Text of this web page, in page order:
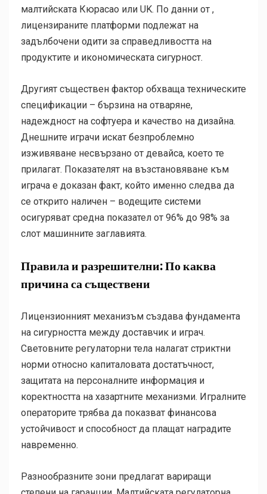
малтийската Кюрасао или UK. По данни от ,
лицензираните платформи подлежат на
задълбочени одити за справедливостта на
продуктите и икономическата сигурност.
Другият съществен фактор обхваща техническите
спецификации – бързина на отваряне,
надеждност на софтуера и качество на дизайна.
Днешните играчи искат безпроблемно
изживяване несвързано от девайса, което те
прилагат. Показателят на възстановяване към
играча е доказан факт, който именно следва да
се открито наличен – водещите системи
осигуряват средна показател от 96% до 98% за
слот машинните заглавията.
Правила и разрешителни: По каква
причина са съществени
Лицензионният механизъм създава фундамента
на сигурността между доставчик и играч.
Световните регулаторни тела налагат стриктни
норми относно капиталовата достатъчност,
защитата на персоналните информация и
коректността на хазартните механизми. Игралните
операторите трябва да показват финансова
устойчивост и способност да плащат наградите
навременно.
Разнообразните зони предлагат вариращи